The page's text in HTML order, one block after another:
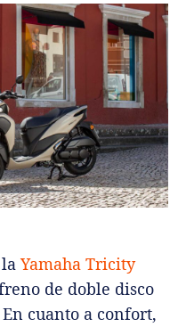
Yamaha Tricity
de doble disco
cuanto a confort,